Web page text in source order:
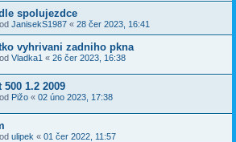
spolujezdce
JanisekS1987 « 28 čer 2023, 16:41
vyhrivani zadniho pkna
Vladka1 « 26 čer 2023, 16:38
1.2 2009
Pižo « 02 úno 2023, 17:38
ulipek « 01 čer 2022, 11:57